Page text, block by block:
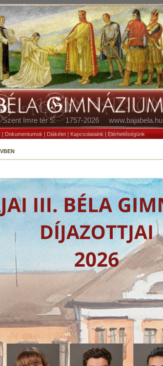
Szent Imre tér 5. 1757-2026 www.bajabela.hu
| Dokumentumok | Diákélet | Kapcsolataink | Elérhetőségünk